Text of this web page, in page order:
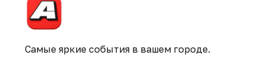
Самые яркие события в вашем городе.